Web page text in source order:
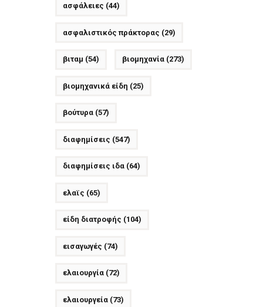
ασφάλειες (44)
ασφαλιστικός πράκτορας (29)
βιταμ (54) βιομηχανία(273)
βιομηχανικά είδη (25)
βούτυρα(57)
διαφημίσεις (547)
διαφημίσεις ιδα(64)
ελαϊς (65)
είδη διατροφής (104)
εισαγωγές (74)
ελαιουργία(72)
ελαιουργεία(73)